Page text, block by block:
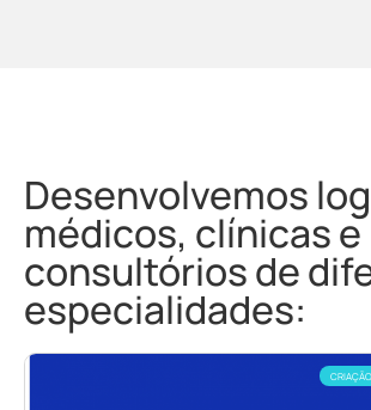
Desenvolvemos
médicos, clínicas e
consultórios de
especialidades: